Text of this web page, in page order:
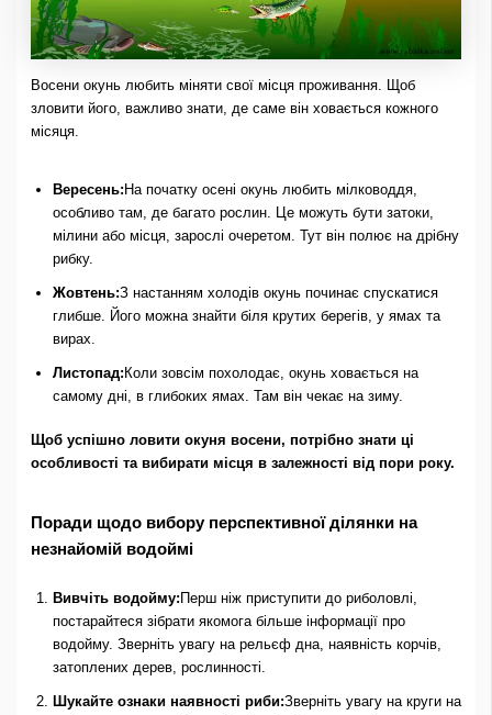
Восени окунь любить міняти свої місця проживання. Щоб
зловити його, важливо знати, де саме він ховається кожного
місяця.
Вересень:На початку осені окунь любить мілководдя,
особливо там, де багато рослин. Це можуть бути затоки,
мілини або місця, зарослі очеретом. Тут він полює на дрібну
рибку.
Жовтень:З настанням холодів окунь починає спускатися
глибше. Його можна знайти біля крутих берегів, у ямах та
вирах.
Листопад:Коли зовсім похолодає, окунь ховається на
самому дні, в глибоких ямах. Там він чекає на зиму.
Щоб успішно ловити окуня восени, потрібно знати ці
особливості та вибирати місця в залежності від пори року.
Поради щодо вибору перспективної ділянки на
незнайомій водоймі
Вивчіть водойму: Перш ніж приступити до риболовлі,
постарайтеся зібрати якомога більше інформації про
водойму. Зверніть увагу на рельєф дна, наявність корчів,
затоплених дерев, рослинності.
Шукайте ознаки наявності риби:Зверніть увагу на круги на